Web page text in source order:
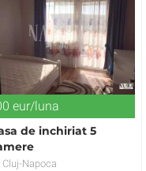
eur/luna
de inchiriat 5
Cluj-Napoca